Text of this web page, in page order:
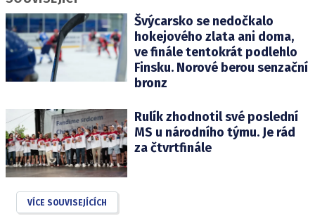
Švýcarsko se nedočkalo
hokejového zlata ani doma,
ve finále tentokrát podlehlo
Finsku. Norové berou senzační
bronz
Rulík zhodnotil své poslední
MS u národního týmu. Je rád
za čtvrtfinále
VÍCE SOUVISEJÍCÍCH